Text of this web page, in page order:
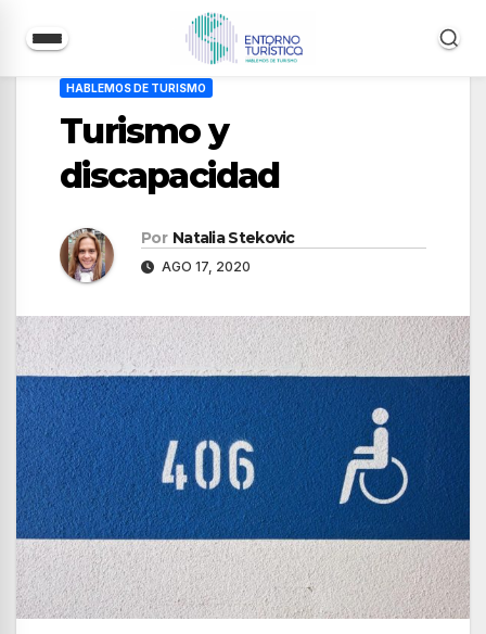
HABLEMOS DE TURISMO
Turismo y
discapacidad
Por Natalia Stekovic
AGO 17, 2020